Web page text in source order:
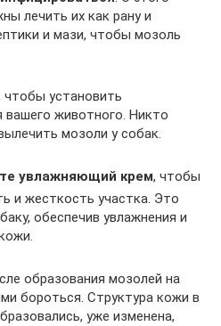
лечить их как рану и
и мази, чтобы мозоль
чтобы установить
вашего животного. Никто
мозоли у собак.
увлажняющий крем, чтобы
и жесткость участка. Это
обеспечив увлажнения и
образования мозолей на
бороться. Структура кожи в
уже изменена,